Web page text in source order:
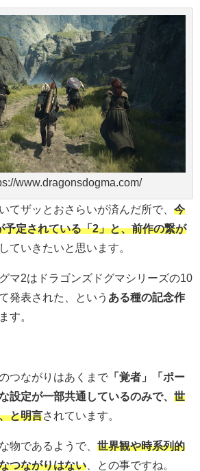
www.dragonsdogma.com/
てザッとおさらいが済んだ所で、 今
予定されている「2」と、前作の繋が
していきたいと思います。
マ2はドラゴンズドグマシリーズの10
発表された、という ある種の記念作
す。
つながりはあくまで 「覚者」「ポー
設定が一部共通しているのみで、 世
と明言されています。
物であるようで、 世界観や時系列的
つながりはない 、との事ですね。